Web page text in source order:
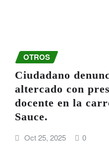
OTROS
Ciudadano
altercado con
docente en la
Sauce.
Oct 25, 2025 0